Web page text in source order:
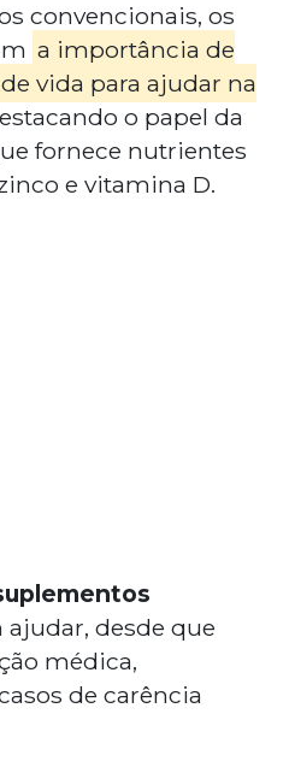
convencionais, os
a importância de
vida para ajudar na
o papel da
fornece nutrientes
e vitamina D.
ajudar, desde que
médica,
de carência